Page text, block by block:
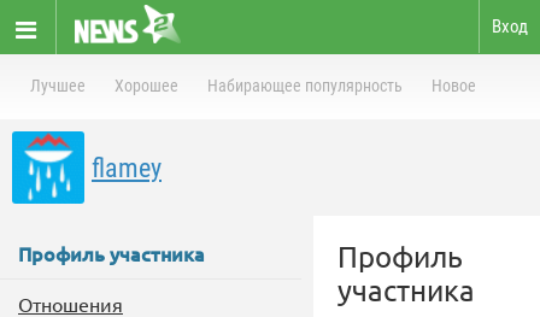
Вход
Лучшее Хорошее Набирающее популярность Новое
flamey
Профиль участника
Отношения
Профиль
участника